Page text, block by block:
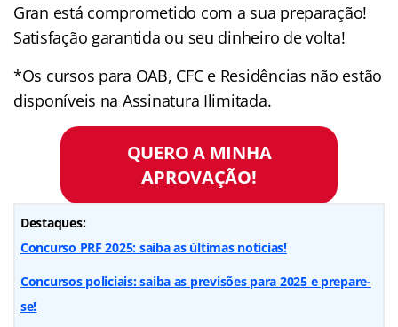
Gran está comprometido com a sua preparação!
Satisfação garantida ou seu dinheiro de volta!
*Os cursos para OAB, CFC e Residências não estão
disponíveis na Assinatura Ilimitada.
QUERO A MINHA
APROVAÇÃO!
Destaques:
Concurso PRF 2025: saiba as últimas notícias!
Concursos policiais: saiba as previsões para 2025 e prepare-
se!